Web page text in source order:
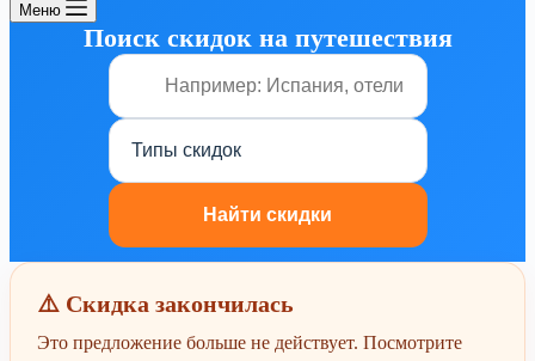
Меню
Поиск скидок на путешествия
⚠️ Скидка закончилась
Это предложение больше не действует. Посмотрите